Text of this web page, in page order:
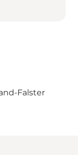
Falster